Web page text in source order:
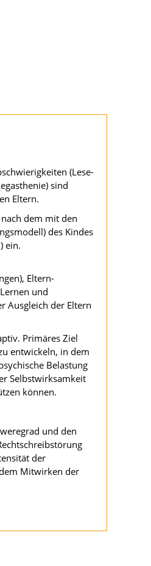
(Lese-
sind
Eltern.
dem mit den
des Kindes
ein.
Eltern-
und
Ausgleich der Eltern
Primäres Ziel
entwickeln, in dem
Belastung
Selbstwirksamkeit
können.
und den
der
Mitwirken der